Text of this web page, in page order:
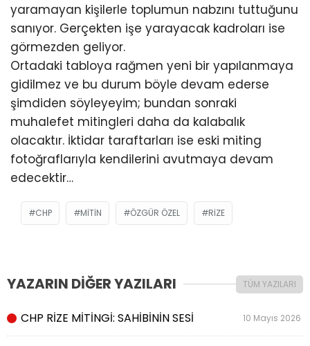
yaramayan kişilerle toplumun nabzını tuttuğunu
sanıyor. Gerçekten işe yarayacak kadroları ise
görmezden geliyor.
Ortadaki tabloya rağmen yeni bir yapılanmaya
gidilmez ve bu durum böyle devam ederse
şimdiden söyleyeyim; bundan sonraki
muhalefet mitingleri daha da kalabalık
olacaktır. İktidar taraftarları ise eski miting
fotoğraflarıyla kendilerini avutmaya devam
edecektir…
CHP MITIN ÖZGÜR ÖZEL RIZE
YAZARIN DİĞER YAZILARI TÜM YAZILARI
CHP RİZE MİTİNGİ: SAHİBİNİN SESİ 10 Mayıs 2026